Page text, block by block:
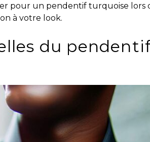
pour un pendentif turquoise lors
à votre look.
du